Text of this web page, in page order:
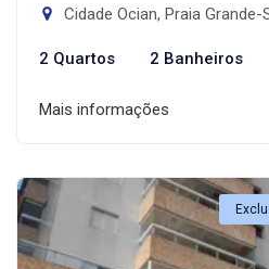
Cidade Ocian, Praia Grande-
2 Quartos 2 Banheiros
Mais informações